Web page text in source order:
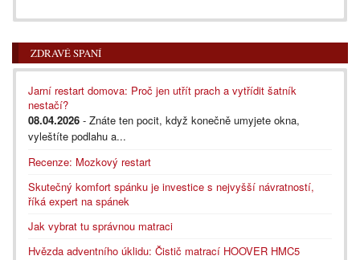
ZDRAVÉ SPANÍ
Jarní restart domova: Proč jen utřít prach a vytřídit šatník
nestačí?
08.04.2026 - Znáte ten pocit, když konečně umyjete okna,
vyleštíte podlahu a...
Recenze: Mozkový restart
Skutečný komfort spánku je investice s nejvyšší návratností,
říká expert na spánek
Jak vybrat tu správnou matraci
Hvězda adventního úklidu: Čistič matrací HOOVER HMC5